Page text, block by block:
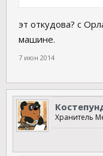
эт откудова? с
машине.
7 июн 2014
Хранитель